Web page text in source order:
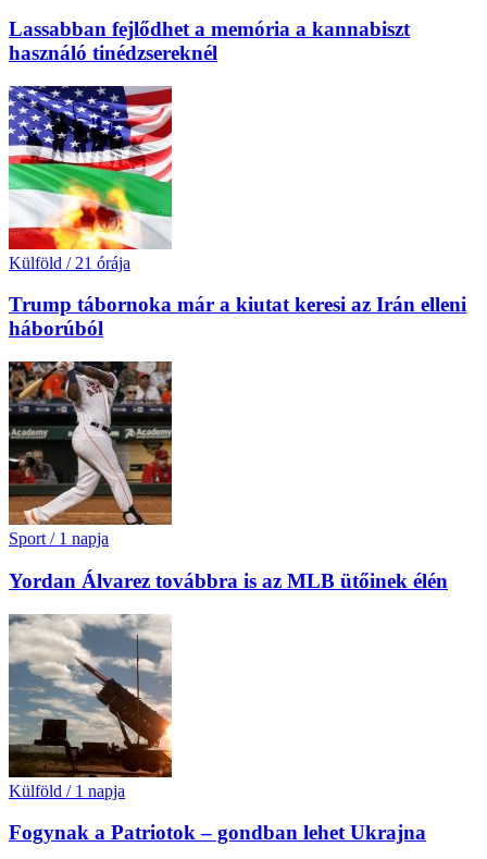
Lassabban fejlődhet a memória a kannabiszt
használó tinédzsereknél
Külföld / 21 órája
Trump tábornoka már a kiutat keresi az Irán elleni
háborúból
Sport / 1 napja
Yordan Álvarez továbbra is az MLB ütőinek élén
Külföld / 1 napja
Fogynak a Patriotok – gondban lehet Ukrajna